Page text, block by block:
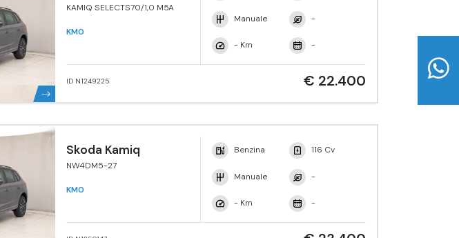
KAMIQ SELECTS70/1,0 M5A
KM0
Manuale -
- Km -
ID N1249225 € 22.400
Skoda Kamiq
NW4DM5-27
KM0
Benzina 116 Cv
Manuale -
- Km -